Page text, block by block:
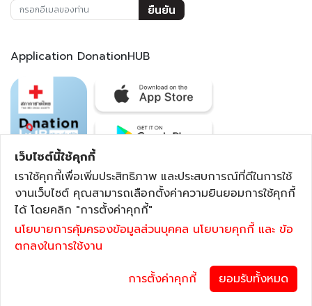
ยืนยัน
Application DonationHUB
สำนักงานจัดหารายได้ สภากาชาดไทย DONATION HUB "รับ"
เพื่อ "ให้" ตึกอำนวยนรธรรม ชั้น 2 เลขที่ 1873 ถนนพระราม 4
เขตปทุมวัน กรุงเทพฯ 10330
นโยบายการคุ้มครองข้อมูลส่วนบุคคล
นโยบายคุกกี้ (Cookie Policy) | ข้อตกลงการใช้งาน (Terms of Use)
มาตรการรักษาความมั่นคงปลอดภัยข้อมูลส่วนบุคคล
เว็บไซต์นี้ใช้คุกกี้
เราใช้คุกกี้เพื่อเพิ่มประสิทธิภาพ และประสบการณ์ที่ดีในการใช้
งานเว็บไซต์ คุณสามารถเลือกตั้งค่าความยินยอมการใช้คุกกี้
ได้ โดยคลิก "การตั้งค่าคุกกี้"
นโยบายการคุ้มครองข้อมูลส่วนบุคคล นโยบายคุกกี้ และ ข้อ
ตกลงในการใช้งาน
การตั้งค่าคุกกี้
ยอมรับทั้งหมด